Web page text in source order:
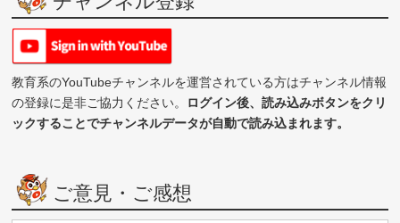
教育系のYouTubeチャンネルを運営されている方はチャンネル情報
の登録に是非ご協力ください。 ログイン後、読み込みボタンをクリ
ックすることでチャンネルデータが自動で読み込まれます。
ご意見・ご感想